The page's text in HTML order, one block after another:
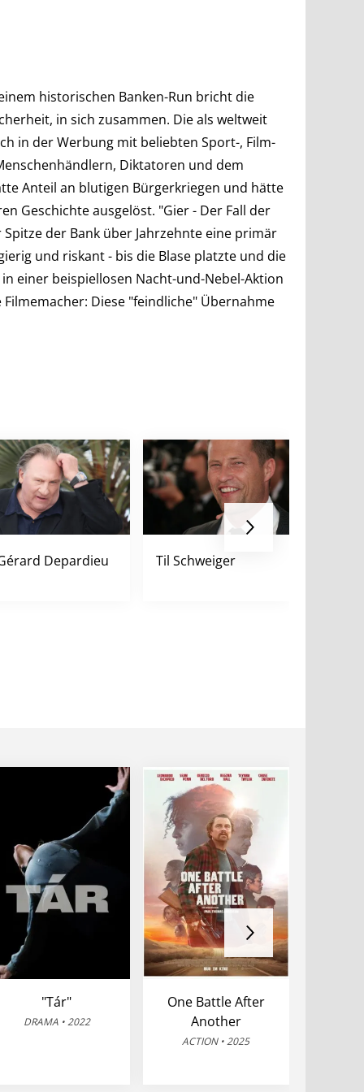
historischen Banken-Run bricht die
in sich zusammen. Die als weltweit
in der Werbung mit beliebten Sport-, Film-
Diktatoren und dem
Anteil an blutigen Bürgerkriegen und hätte
Geschichte ausgelöst. "Gier - Der Fall der
der Bank über Jahrzehnte eine primär
und riskant - bis die Blase platzte und die
einer beispiellosen Nacht-und-Nebel-Aktion
Diese "feindliche" Übernahme
Depardieu Til Schweiger
"Tár"
DRAMA • 2022
One Battle After
Another
ACTION • 2025